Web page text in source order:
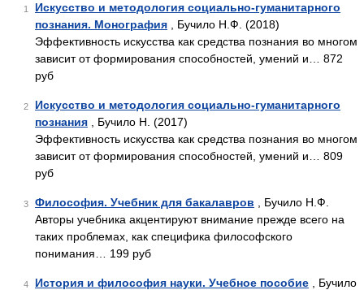
1
Искусство и методология социально-гуманитарного
познания. Монография , Бучило Н.Ф. (2018)
Эффективность искусства как средства познания во многом
зависит от формирования способностей, умений и… 872
руб
2
Искусство и методология социально-гуманитарного
познания , Бучило Н. (2017)
Эффективность искусства как средства познания во многом
зависит от формирования способностей, умений и… 809
руб
3 Философия. Учебник для бакалавров , Бучило Н.Ф.
Авторы учебника акцентируют внимание прежде всего на
таких проблемах, как специфика философского
понимания… 199 руб
4 История и философия науки. Учебное пособие , Бучило